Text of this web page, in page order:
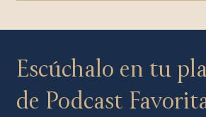
Escúchalo en tu
de Podcast